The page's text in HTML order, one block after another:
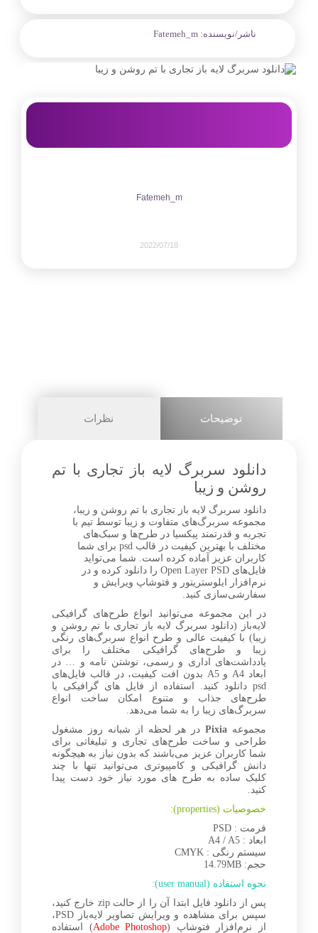
ناشر/نویسنده: Fatemeh_m
Fatemeh_m
2022/07/18
1+
توضیحات نظرات
دانلود سربرگ لایه باز تجاری با تم
روشن و زیبا
دانلود سربرگ لایه باز تجاری با تم روشن و زیبا،
مجموعه سربرگ‌های متفاوت و زیبا توسط تیم با
تجربه و قدرتمند پیکسیا در طرح‌ها و سبک‌های
مختلف با بهترین کیفیت در قالب psd برای شما
کاربران عزیز آماده کرده است. شما می‌تواید
فایل‌های Open Layer PSD را دانلود کرده و در
نرم‌افزار ایلوستریتور و فتوشاپ ویرایش و
سفارشی‌سازی کنید.
در این مجموعه می‌توانید انواع طرح‌های گرافیکی
لایه‌باز (دانلود سربرگ لایه باز تجاری با تم روشن و
زیبا) با کیفیت عالی و طرح انواع سربرگ‌های رنگی
زیبا و طرح‌های گرافیکی مختلف را برای
یادداشت‌های اداری و رسمی، نوشتن نامه و … در
ابعاد A4 و A5 بدون افت کیفیت، در قالب فایل‌های
psd دانلود کنید. استفاده از فایل های گرافیکی با
طرح‌های جذاب و متنوع امکان ساخت انواع
سربرگ‌های زیبا را به شما می‌دهد.
مجموعه Pixia در هر لحظه از شبانه روز مشغول
طراحی و ساخت طرح‌های تجاری و تبلیغاتی برای
شما کاربران عزیز می‌باشند که بدون نیاز به هیچگونه
دانش گرافیکی و کامپیوتری می‌توانید تنها با چند
کلیک ساده به طرح های مورد نیاز خود دست پیدا
کنید.
خصوصیات (properties):
فرمت : PSD
ابعاد : A4 / A5
سیستم رنگی : CMYK
حجم: 14.79MB
نحوه استفاده (user manual):
پس از دانلود فایل ابتدا آن را از حالت zip خارج کنید،
سپس برای مشاهده و ویرایش تصاویر لایه‌باز PSD،
از نرم‌افزار فتوشاپ (Adobe Photoshop) استفاده